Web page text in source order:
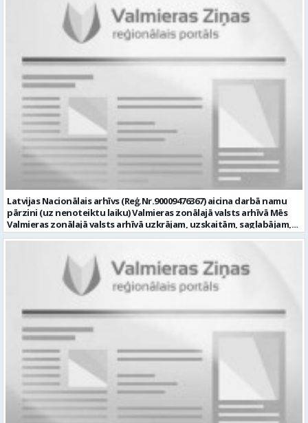
(turpmāk – IKT) saistīto problēmu pieteikumu pārvaldību un
operatīvu risināšanu; nodrošināt datortehnikas lietotāju atbalstu
un ar to saistīto problēmsituāciju risināšanu; uzstādīt, konfigurēt,
diagnosticēt un modernizēt Pašvaldības iestāžu datortehniku,
datortīklus un programmatūru, novērst kļūmes to darbībā;
kontrolēt ārējo pakalpojumu sniedzēju darbu izpildi Pašvaldības
iestādēs infrastruktūras uzturēšanā; sagatavot priekšlikumus par
IKT nomaiņu un efektīvāku izmantošanu; un ja Tev ir: vismaz vidējā
profesionālā izglītība informācijas tehnoloģiju jomā; darba
pieredze (ar informācijas tehnoloģijām saistītā jomā); izpratne par
datortehnikas un biroja tehnikas uzbūvi un problēmu risināšanas
secību; izpratne par datortīkla uzbūvi, tīkla iekārtu darbības
principiem; valsts valodas prasmes atbilstoši Valsts valodas likuma
prasībām; kompetences: ļoti labas organizatoriskās un saskarsmes
spējas, argumentācijas prasme; prasme patstāvīgi pieņemt
lēmumus; analītiskās spējas; augsta atbildības sajūta; precizitāte;
spēja strādāt individuāli un komandā; pašiniciatīva un spēja meklēt
un piedāvāt jaunus risinājumus; mēs piedāvājam: dinamisku,
interesantu un atbildīgu darbu un ideju īstenošanas iespējas uz
attīstību vērstā Pašvaldībā; pamatalgu pārbaudes laikā 1258,- EUR
pirms nodokļu nomaksas, pēc pārbaudes laika 1310,- EUR pirms
nodokļu nomaksas; iespēju saņemt atvaļinājuma pabalstu darba un
dzīves līdzsvaram par labu darba sniegumu; darba devēja
līdzfinansētu veselības apdrošināšanu pēc pārbaudes laika beigām,
kā arī citas sociālās garantijas/labumus atbilstoši darba rezultātam
un normatīvajos aktos noteiktajam; profesionālās pilnveidošanās
un izaugsmes iespējas zinošu un atsaucīgu kolēģu komandā. CV,
motivācijas vēstuli (līdz vienai A4 lapai datorrakstā Arial fontā, ar
burtu lielumu “11”) un izglītības dokumenta kopiju, lūdzam iesniegt
elektroniski, nosūtot uz personals@valmierasnovads.lv vai
personīgi Pašvaldības Dokumentu pārvaldības un klientu
apkalpošanas centrā, adrese: Lāčplēša ielā 2, Valmierā, Valmieras
novadā ar norādi „Informācijas tehnoloģiju centra Informācijas
tehnoloģiju administratora/-es amatam” līdz 2026.gada
23.augustam. Tālrunis papildu informācijai: 64292237. Profesija:
INFORMĀCIJAS TEHNOLOĢIJU ADMINISTRATORS Darba vietas adrese:
Latvijas Nacionālais arhīvs (Reģ.Nr.90009476367) aicina darbā namu
pārzini (uz nenoteiktu laiku) Valmieras zonālajā valsts arhīvā Mēs
Valmieras zonālajā valsts arhīvā uzkrājam, uzskaitām, saglabājam,
darām pieejamu un popularizējam nacionālo dokumentāro
Valkas, Smiltenes un Limbažu novadi. Aicinām savai komandai
pievienoties čaklu, rūpīgu un atbildīgu kolēģi namu pārziņa amatā,
kurš rūpētos par mūsu darba vietu Valmierā, Cempu ielā 13. Piesakies
un pievienojies mūsu kolektīvam! Mums ir svarīgi, lai Tev ir: • vismaz
vidējā vai vidējā profesionālā izglītība; • profesionāla pieredze
saimniecisko darbu veikšanā, vēlams ēku vai namu
apsaimniekošanas jomā; • labas iemaņas darbā ar datoru (MS Office,
tīmekļa pārlūkprogrammās, e pasts); • valsts valodas prasmes
vismaz B2 līmenī; • prasme plānot un organizēt savu darbu,
patstāvīgi risināt ar darba pienākumiem saistītus jautājumus, kā arī
augsta atbildības izjūta un labas sadarbības prasmes; • B
kategorijas autovadītāja apliecība, iespēja darba vajadzībām
izmantot personīgo automašīnu; • par priekšrocību uzskatīsim
apgūtas ugunsdrošības apmācības vismaz 20 stundu apjomā. Mēs